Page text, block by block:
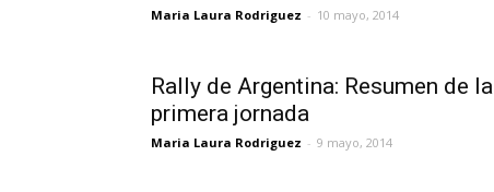
Maria Laura Rodriguez - 10 mayo, 2014
Rally de Argentina: Resumen de la
primera jornada
Maria Laura Rodriguez - 9 mayo, 2014